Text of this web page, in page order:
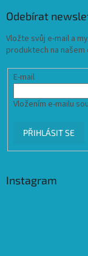
Odebírat
Vložte svůj e-mail a
produktech na našem
E-mail
Vložením e-mailu
PŘIHLÁSIT SE
Instagram